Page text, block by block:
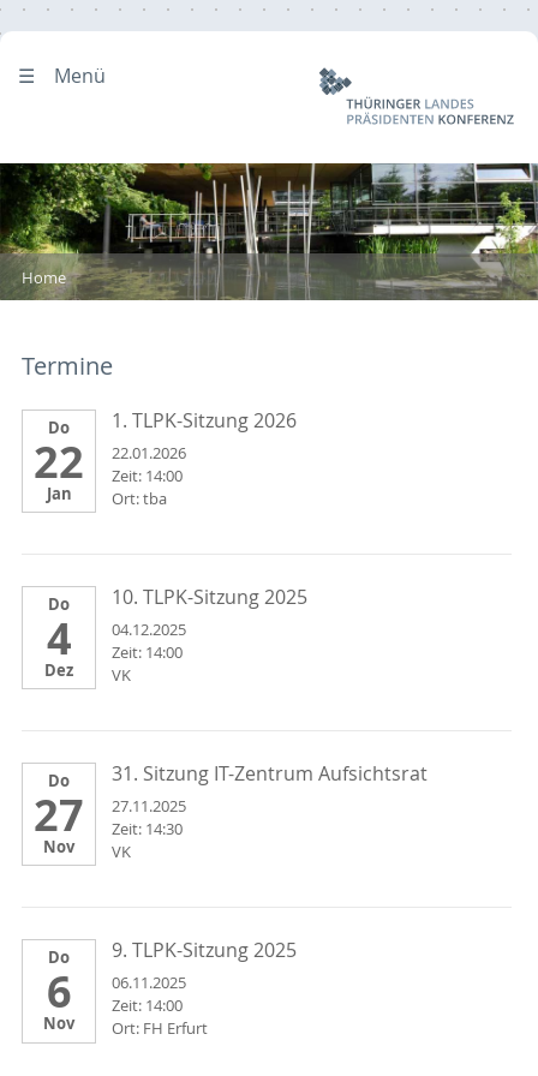
Menü
Home
Termine
Do
22
Jan
1. TLPK-Sitzung 2026
22.01.2026
Zeit: 14:00
Ort: tba
Do
4
Dez
10. TLPK-Sitzung 2025
04.12.2025
Zeit: 14:00
VK
Do
27
Nov
31. Sitzung IT-Zentrum Aufsichtsrat
27.11.2025
Zeit: 14:30
VK
Do
6
Nov
9. TLPK-Sitzung 2025
06.11.2025
Zeit: 14:00
Ort: FH Erfurt